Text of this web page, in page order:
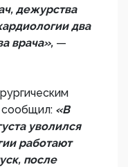
дежурства
два
врача», —
«В
уволился
работают
после